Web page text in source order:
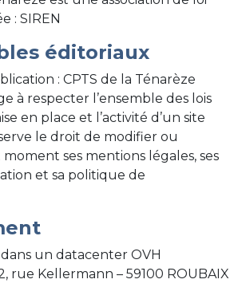
: SIREN
éditoriaux
: CPTS de la Ténarèze
à respecter l’ensemble des lois
en place et l’activité d’un site
le droit de modifier ou
ses mentions légales, ses
et sa politique de
un datacenter OVH
rue Kellermann – 59100 ROUBAIX